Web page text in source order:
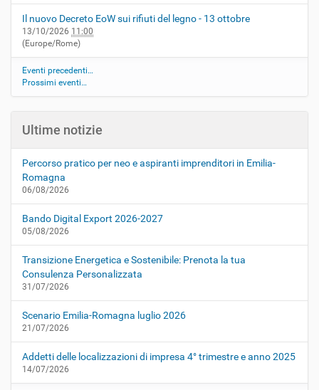
Il nuovo Decreto EoW sui rifiuti del legno - 13 ottobre
13/10/2026 11:00
(Europe/Rome)
Eventi precedenti…
Prossimi eventi…
Ultime notizie
Percorso pratico per neo e aspiranti imprenditori in Emilia-
Romagna
06/08/2026
Bando Digital Export 2026-2027
05/08/2026
Transizione Energetica e Sostenibile: Prenota la tua
Consulenza Personalizzata
31/07/2026
Scenario Emilia-Romagna luglio 2026
21/07/2026
Addetti delle localizzazioni di impresa 4° trimestre e anno 2025
14/07/2026